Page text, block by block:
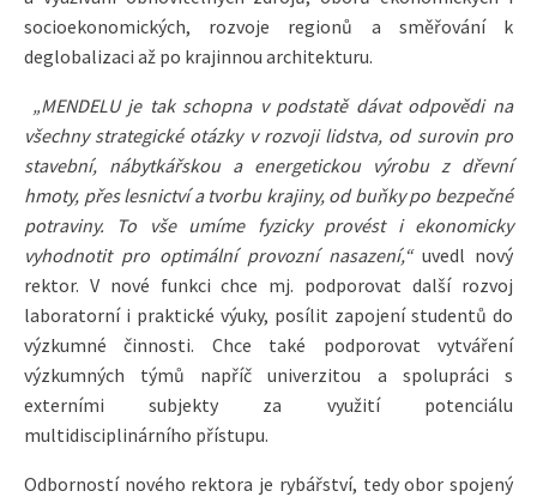
socioekonomických, rozvoje regionů a směřování k
deglobalizaci až po krajinnou architekturu.
„MENDELU je tak schopna v podstatě dávat odpovědi na
všechny strategické otázky v rozvoji lidstva, od surovin pro
stavební, nábytkářskou a energetickou výrobu z dřevní
hmoty, přes lesnictví a tvorbu krajiny, od buňky po bezpečné
potraviny. To vše umíme fyzicky provést i ekonomicky
vyhodnotit pro optimální provozní nasazení,“uvedl nový
rektor. V nové funkci chce mj. podporovat další rozvoj
laboratorní i praktické výuky, posílit zapojení studentů do
výzkumné činnosti. Chce také podporovat vytváření
výzkumných týmů napříč univerzitou a spolupráci s
externími subjekty za využití potenciálu
multidisciplinárního přístupu.
Odborností nového rektora je rybářství, tedy obor spojený